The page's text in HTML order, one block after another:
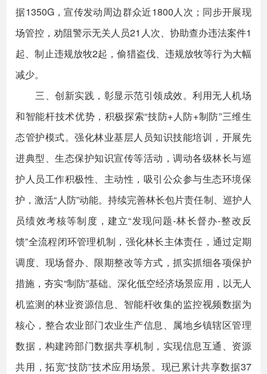
据1350G，宣传发动周边群众近1800人次；同步开展现
场管控，劝阻警示无关人员21人次、协助查办违法案件1
起、制止违规放牧2起，偷猎盗伐、违规放牧等行为大幅
减少。
三、创新实践，彰显示范引领成效。利用无人机场
和智能杆技术优势，积极探索“技防+人防+制防”三维生
态管护模式。强化林业基层人员知识技能培训，开展先
进典型、生态保护知识宣传等活动，调动各级林长与巡
护人员工作积极性、主动性，吸引公众参与生态环境保
护，激活“人防”动能。持续完善林长包片责任制、巡护人
员绩效考核等制度，建立“发现问题-林长督办-整改反
馈”全流程闭环管理机制，强化林长主体责任，通过定期
调度、现场督办、限期整改等方式，抓实抓细各项保护
措施，夯实“制防”基础。深化低空经济场景应用，以无人
机监测的林业资源信息、智能杆收集的监控视频数据为
核心，整合农业部门农业生产信息、属地乡镇辖区管理
数据，构建跨部门数据共享机制，实现信息互通、资源
共用，拓宽“技防”技术应用场景。现已累计共享数据37